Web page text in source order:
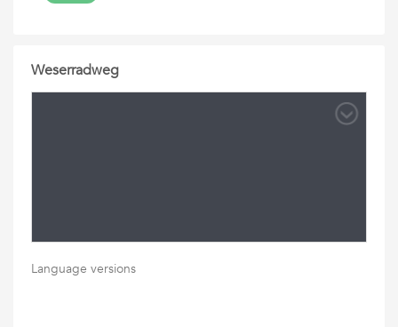
Weserradweg
Language versions